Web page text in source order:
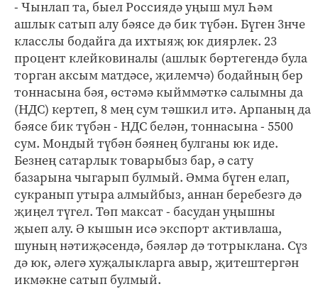
- Чынлап та, быел Россиядә уңыш мул Һәм
ашлык сатып алу бәясе дә бик түбән. Бүген 3нче
класслы бодайга да ихтыяҗ юк диярлек. 23
процент клейковиналы (ашлык бөртегендә була
торган аксым матдәсе, җилемчә) бодайның бер
тоннасына бәя, өстәмә кыйммәткә салымны да
(НДС) кертеп, 8 мең сум тәшкил итә. Арпаның да
бәясе бик түбән - НДС белән, тоннасына - 5500
сум. Мондый түбән бәянең булганы юк иде.
Безнең сатарлык товарыбыз бар, ә сату
базарына чыгарып булмый. Әмма бүген елап,
сукранып утыра алмыйбыз, аннан беребезгә дә
җиңел түгел. Төп максат - басудан уңышны
җыеп алу. Ә кышын исә экспорт активлаша,
шуның нәтиҗәсендә, бәяләр дә тотрыклана. Сүз
дә юк, әлегә хуҗалыкларга авыр, җитештергән
икмәкне сатып булмый.